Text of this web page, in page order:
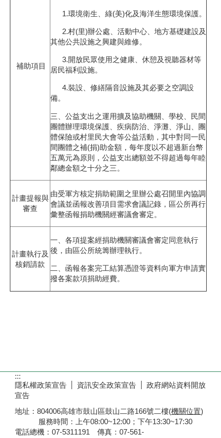
補助項目
1.環境衛生、綠(美)化及海洋生態環境保護。
2.村(里)辦公處、活動中心、地方基礎建設及
其他公共設施之興建與維修。
3.開放民眾使用之健康、休憩及視聽器材等
居民福利設施。
4.裝設、修繕隔音設施及其必要之空調設
備。
三、公益支出之運用擴及協助機關、學校、民間
團體辦理環境保護、疾病防治、淨灘、淨山、團
體保險或村里民大會等公益活動，其中對同一民
間團體之補(捐)助金額，每年度以不超過新台幣
五萬元為原則，公益支出總額並不得超過每年睦
鄰總金額之十分之三。
計畫提報與
審查
由受軍方核定捐助範圍之里辦公處召開里內協調
會議並函報改善項目需求會議記錄，區公所再行
彙整函報捐助機關經審議會審定。
計畫執行及
核銷請款
一、各項提案經捐助機關審議會審定同意執行
後，由區公所統籌辦理執行。
二、函報各案完工結算憑證等資料向軍方申請實
撥各案款項捐助經費。
:::
隱私權政策宣告
資訊安全政策宣告
政府網站資料開放
宣告
地址：804006高雄市鼓山區鼓山二路166號二樓(機關位置)
服務時間：上午08:00~12:00；下午13:30~17:30
電話總機：07-5311191 傳真：07-561-